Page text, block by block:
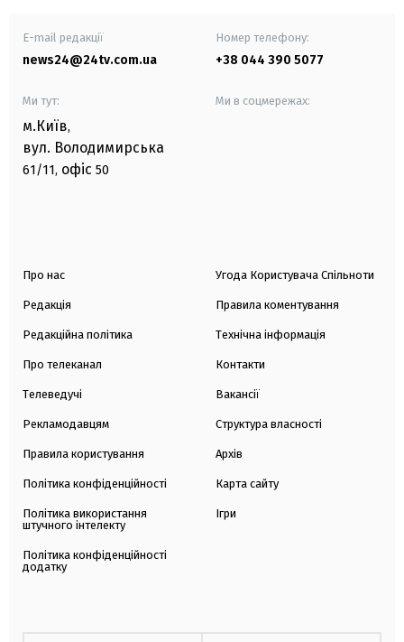
E-mail редакції
news24@24tv.com.ua
Номер телефону:
+38 044 390 5077
Ми тут:
м.Київ,
вул. Володимирська
61/11, офіс 50
Ми в соцмережах:
Про нас
Редакція
Редакційна політика
Про телеканал
Телеведучі
Рекламодавцям
Правила користування
Політика конфіденційності
Політика використання
штучного інтелекту
Політика конфіденційності
додатку
Угода Користувача Спільноти
Правила коментування
Технічна інформація
Контакти
Вакансії
Структура власності
Архів
Карта сайту
Ігри